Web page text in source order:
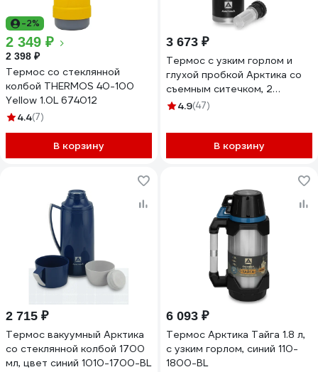
-2%
2 349 ₽
2 398 ₽
Термос со стеклянной
колбой THERMOS 40-100
Yellow 1.0L 674012
4.4(7)
В корзину
3 673 ₽
Термос с узким горлом и
глухой пробкой Арктика со
съемным ситечком, 2
накручивающиеся чашки в
черный 106-1200С-BK
4.9(47)
В корзину
2 715 ₽
Термос вакуумный Арктика
со стеклянной колбой 1700
мл, цвет синий 1010-1700-BL
6 093 ₽
Термос Арктика Тайга 1.8 л,
с узким горлом, синий 110-
1800-BL